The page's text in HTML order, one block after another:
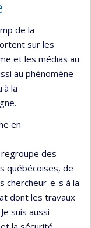
de la
sur les
et les médias au
au phénomène
la
en
regroupe des
québécoises, de
chercheur-e-s à la
dont les travaux
suis aussi